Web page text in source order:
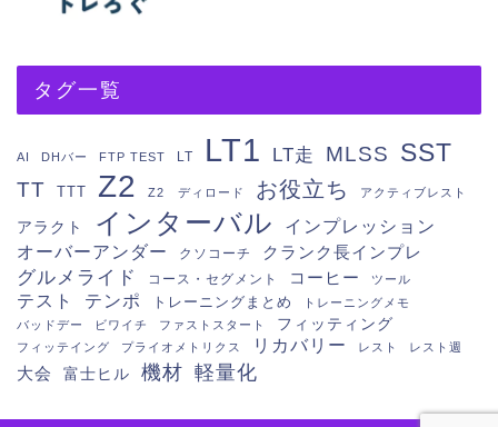
タグ一覧
AI DHバー FTP TEST LT LT1 LT走 MLSS SST
TT TTT Z2 Z2 ディロード お役立ち アクティブレスト
アラクト インターバル
インプレッション
オーバーアンダー
クソコーチ クランク長インプレ
グルメライド コース・セグメント コーヒー ツール
テスト テンポ トレーニングまとめ
トレーニングメモ
バッドデー
ビワイチ ファストスタート フィッティング
フィッテイング プライオメトリクス リカバリー レスト レスト週
大会 富士ヒル 機材 軽量化